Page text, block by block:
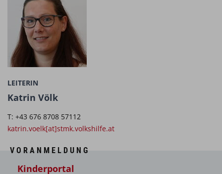
LEITERIN
Katrin Völk
T: +43 676 8708 57112
katrin.voelk[at]stmk.volkshilfe.at
VORANMELDUNG
Kinderportal